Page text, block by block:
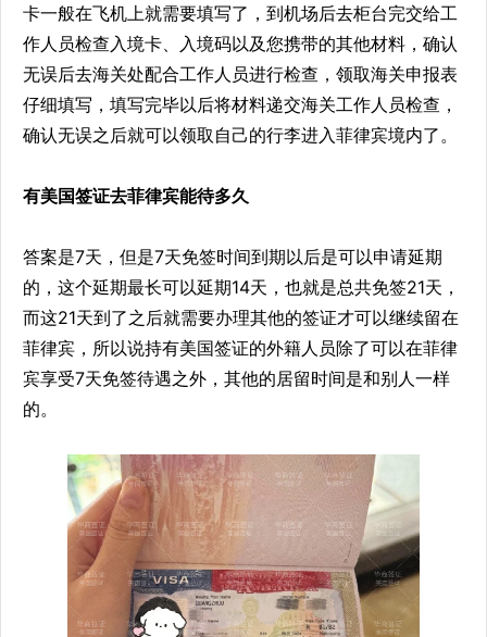
卡一般在飞机上就需要填写了，到机场后去柜台完交给工
作人员检查入境卡、入境码以及您携带的其他材料，确认
无误后去海关处配合工作人员进行检查，领取海关申报表
仔细填写，填写完毕以后将材料递交海关工作人员检查，
确认无误之后就可以领取自己的行李进入菲律宾境内了。
有美国签证去菲律宾能待多久
答案是7天，但是7天免签时间到期以后是可以申请延期
的，这个延期最长可以延期14天，也就是总共免签21天，
而这21天到了之后就需要办理其他的签证才可以继续留在
菲律宾，所以说持有美国签证的外籍人员除了可以在菲律
宾享受7天免签待遇之外，其他的居留时间是和别人一样
的。